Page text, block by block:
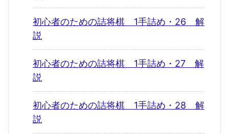
初心者のための詰将棋 1手詰め・26 解
説
初心者のための詰将棋 1手詰め・27 解
説
初心者のための詰将棋 1手詰め・28 解
説